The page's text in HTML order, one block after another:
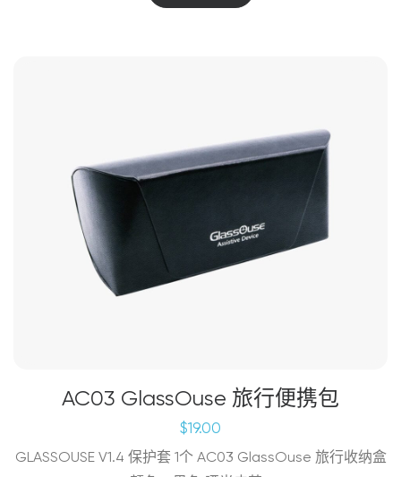
AC03 GlassOuse 旅行便携包
$19.00
GLASSOUSE V1.4 保护套 1个 AC03 GlassOuse 旅行收纳盒